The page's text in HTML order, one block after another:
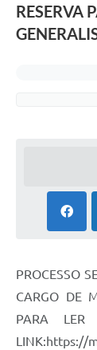
RESERVA
PROCESSO
CARGO DE
PARA
LINK:https://